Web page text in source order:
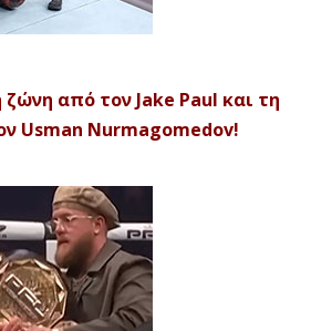
από τον Jake Paul και τη
Usman Nurmagomedov!